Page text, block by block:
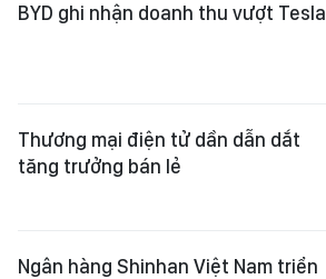
BYD ghi nhận doanh thu vượt Tesla
Thương mại điện tử dần dẫn dắt
tăng trưởng bán lẻ
Ngân hàng Shinhan Việt Nam triển